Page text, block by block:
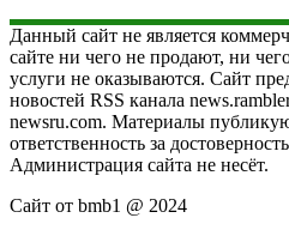
Данный сайт не является
сайте ни чего не продают, ни
услуги не оказываются. Сайт
новостей RSS канала
newsru.com. Материалы
ответственность за
Администрация сайта не несёт.
Сайт от bmb1 @ 2024